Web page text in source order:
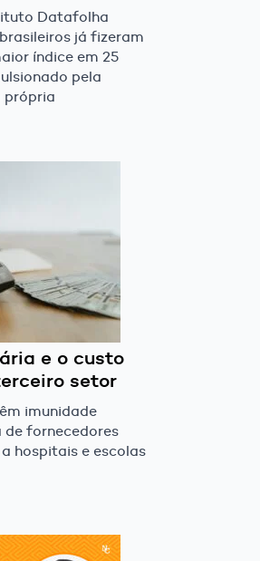
Datafolha
já fizeram
índice em 25
pela
própria
e o custo
setor
imunidade
fornecedores
hospitais e escolas